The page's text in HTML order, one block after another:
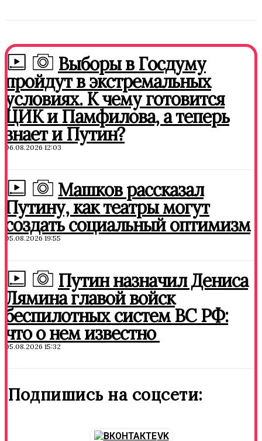
Выборы в Госдуму
пройдут в экстремальных
условиях. К чему готовится
ЦИК и Памфилова, а теперь
знает и Путин?
06.08.2026 12:03
Машков рассказал
Путину, как театры могут
создать социальный оптимизм
05.08.2026 19:55
Путин назначил Дениса
Лямина главой войск
беспилотных систем ВС РФ:
что о нем известно
05.08.2026 15:32
Подпишись на соцсети:
VK